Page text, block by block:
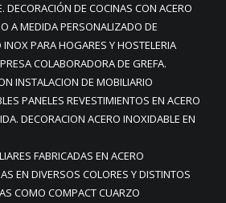
DECORACIÓN DE COCINAS CON ACERO
A MEDIDA PERSONALIZADO DE
PARA HOGARES Y HOSTELERIA
COLABORADORA DE GREFA.
INSTALACION DE MOBILIARIO
PANELES REVESTIMIENTOS EN ACERO
DECORACION ACERO INOXIDABLE EN
FABRICADAS EN ACERO
EN DIVERSOS COLORES Y DISTINTOS
COMO COMPACT CUARZO